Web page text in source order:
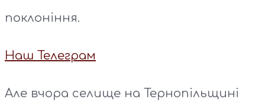
поклоніння.
Наш Телеграм
Але вчора селище на Тернопільщині